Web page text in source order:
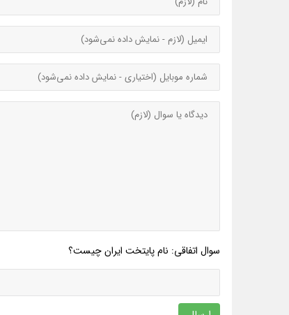
سوال اتفاقی: نام پایتخت ایران چیست؟